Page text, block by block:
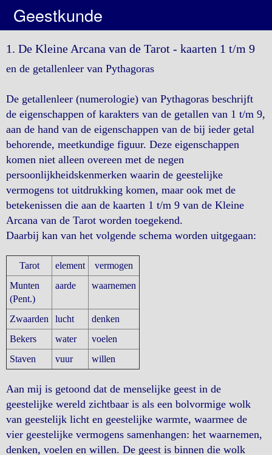
Geestkunde
1. De Kleine Arcana van de Tarot - kaarten 1 t/m 9
en de getallenleer van Pythagoras
De getallenleer (numerologie) van Pythagoras beschrijft
de eigenschappen of karakters van de getallen van 1 t/m 9,
aan de hand van de eigenschappen van de bij ieder getal
behorende, meetkundige figuur. Deze eigenschappen
komen niet alleen overeen met de negen
persoonlijkheidskenmerken waarin de geestelijke
vermogens tot uitdrukking komen, maar ook met de
betekenissen die aan de kaarten 1 t/m 9 van de Kleine
Arcana van de Tarot worden toegekend.
Daarbij kan van het volgende schema worden uitgegaan:
Tarot element
vermogen
Munten
(Pent.)
aarde waarnemen
Zwaarden lucht
denken
Bekers
water
voelen
Staven
vuur willen
Aan mij is getoond dat de menselijke geest in de
geestelijke wereld zichtbaar is als een bolvormige wolk
van geestelijk licht en geestelijke warmte, waarmee de
vier geestelijke vermogens samenhangen: het waarnemen,
denken, voelen en willen. De geest is binnen die wolk